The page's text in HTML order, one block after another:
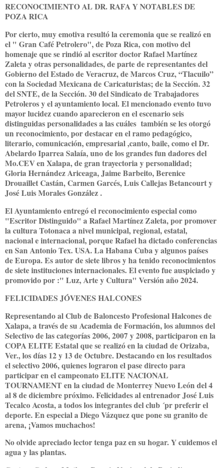
RECONOCIMIENTO AL DR. RAFA Y NOTABLES DE
POZA RICA
Por cierto, muy emotiva resultó la ceremonia que se realizó en
el " Gran Café Petrolero", de Poza Rica, con motivo del
homenaje que se rindió al escritor doctor Rafael Martínez
Zaleta y otras personalidades, de parte de representantes del
Gobierno del Estado de Veracruz, de Marcos Cruz, “Tlacuilo”
con la Sociedad Mexicana de Caricaturistas; de la Sección. 32
del SNTE, de la Sección. 30 del Sindicato de Trabajadores
Petroleros y el ayuntamiento local. El mencionado evento tuvo
mayor lucidez cuando aparecieron en el escenario seis
distinguidas personalidades a las cuáles también se les otorgó
un reconocimiento, por destacar en el ramo pedagógico,
literario, comunicación, empresarial ,canto, baile, como el Dr.
Abelardo Iparrea Salaía, uno de los grandes fun dadores del
Mo.CEV en Xalapa, de gran trayectoria y personalidad;
Gloria Hernández Ariceaga, Jaime Barbeito, Berenice
Drouaillet Castán, Carmen Garcés, Luis Callejas Betancourt y
José Luis Morales González .
El Ayuntamiento entregó el reconocimiento especial como
"Escritor Distinguido" a Rafael Martínez Zaleta, por promover
la cultura Totonaca a nivel municipal, regional, estatal,
nacional e internacional, porque Rafael ha dictado conferencias
en San Antonio Tex. USA. La Habana Cuba y algunos países
de Europa. Es autor de siete libros y ha tenido reconocimientos
de siete instituciones internacionales. El evento fue auspiciado y
promovido por :" Luz, Arte y Cultura" Versión año 2024.
FELICIDADES JÓVENES HALCONES
Representando al Club de Baloncesto Profesional Halcones de
Xalapa, a través de su Academia de Formación, los alumnos del
Selectivo de las categorías 2006, 2007 y 2008, participaron en la
COPA ELITE Estatal que se realizó en la ciudad de Orizaba,
Ver., los días 12 y 13 de Octubre. Destacando en los resultados
el selectivo 2006, quienes lograron el pase directo para
participar en el campeonato ELITE NACIONAL
TOURNAMENT en la ciudad de Monterrey Nuevo León del 4
al 8 de diciembre próximo. Felicidades al entrenador José Luis
Tecalco Acosta, a todos los integrantes del club ´pr preferir el
deporte. En especial a Diego Vázquez que pone su granito de
arena, ¡Vamos muchachos!
No olvide apreciado lector tenga paz en su hogar. Y cuidemos el
agua y las plantas.